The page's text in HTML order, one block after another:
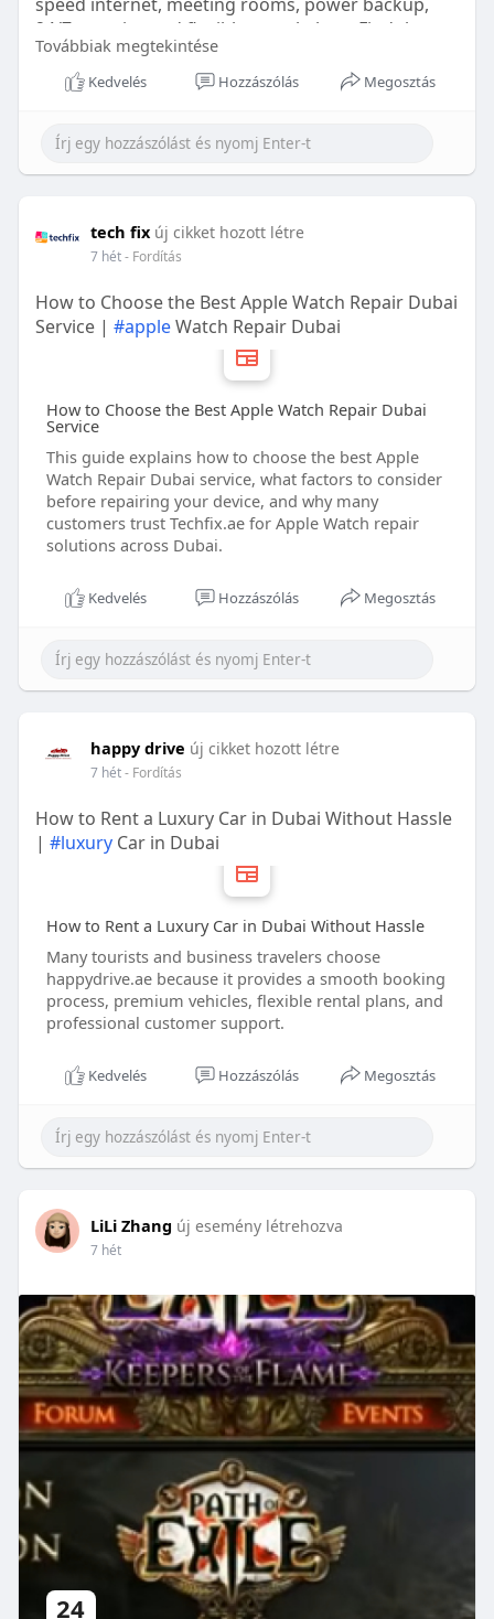
24/7 security, and flexible rental plans. Find the
perfect private office solution to boost
productivity and grow your business with Beta
Továbbiak megtekintése
Kedvelés Hozzászólás Megosztás
tech fix új cikket hozott létre
7 hét- Fordítás
How to Choose the Best Apple Watch Repair Dubai
Service | #appleWatch Repair Dubai
How to Choose the Best Apple Watch Repair Dubai
Service
This guide explains how to choose the best Apple
Watch Repair Dubai service, what factors to consider
before repairing your device, and why many
customers trust Techfix.ae for Apple Watch repair
solutions across Dubai.
Kedvelés Hozzászólás Megosztás
happy drive új cikket hozott létre
7 hét- Fordítás
How to Rent a Luxury Car in Dubai Without Hassle
| #luxuryCar in Dubai
How to Rent a Luxury Car in Dubai Without Hassle
Many tourists and business travelers choose
happydrive.ae because it provides a smooth booking
process, premium vehicles, flexible rental plans, and
professional customer support.
Kedvelés Hozzászólás Megosztás
LiLi Zhang új esemény létrehozva
7 hét
24